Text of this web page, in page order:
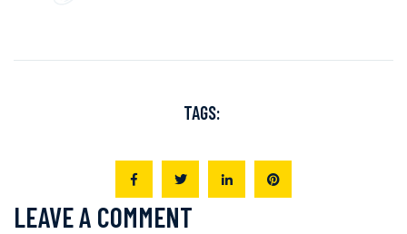
TAGS:
LEAVE A COMMENT